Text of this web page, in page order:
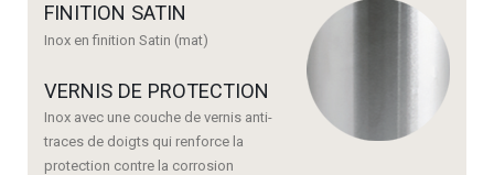
FINITION SATIN
Inox en finition Satin (mat)
VERNIS DE PROTECTION
Inox avec une couche de vernis anti-
traces de doigts qui renforce la
protection contre la corrosion